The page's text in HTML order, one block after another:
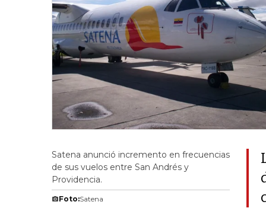
Satena anunció incremento en frecuencias
de sus vuelos entre San Andrés y
Providencia.
Foto:Satena